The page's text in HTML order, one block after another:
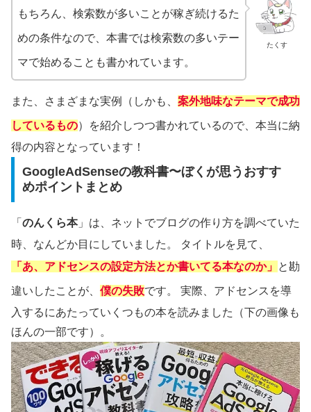
たくす
もちろん、検索数が多いことが稼ぎ続けるた
めの条件なので、本書では検索数の多いテー
マで始めることも書かれています。
また、さまざまな実例（しかも、 案外地味なテーマで成功
しているもの）を紹介しつつ書かれているので、本当に納
得の内容となっています！
GoogleAdSenseの教科書〜ぼくが思うおすす
めポイントまとめ
「 のんくら本」は、ネットでブログの作り方を調べていた
時、なんどか目にしていました。
タイトルを見て、
「あ、アドセンスの設定方法とか書いてる本なのか」 と勘
違いしたことが、 僕の失敗です。 実際、アドセンスを導
入するにあたっていくつもの本を読みました（下の画像も
ほんの一部です）。